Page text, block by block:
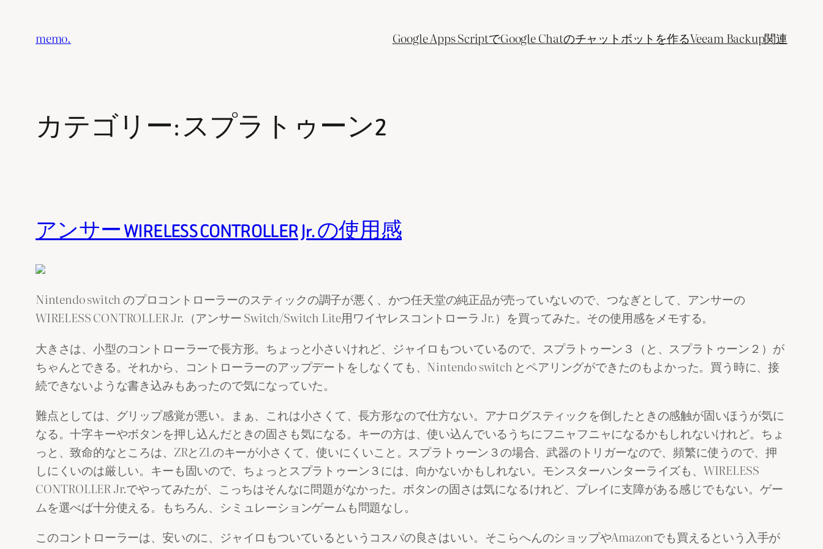
memo. Google Apps ScriptでGoogle Chatのチャットボットを作るVeeam Backup関連
カテゴリー:スプラトゥーン2
アンサー WIRELESS CONTROLLER Jr. の使用感
Nintendo switch のプロコントローラーのスティックの調子が悪く、かつ任天堂の純正品が売っていないので、つなぎとして、アンサーの
WIRELESS CONTROLLER Jr.（アンサー Switch/Switch Lite用ワイヤレスコントローラ Jr.）を買ってみた。その使用感をメモする。
大きさは、小型のコントローラーで長方形。ちょっと小さいけれど、ジャイロもついているので、スプラトゥーン３（と、スプラトゥーン２）が
ちゃんとできる。それから、コントローラーのアップデートをしなくても、Nintendo switch とペアリングができたのもよかった。買う時に、接
続できないような書き込みもあったので気になっていた。
難点としては、グリップ感覚が悪い。まぁ、これは小さくて、長方形なので仕方ない。アナログスティックを倒したときの感触が固いほうが気に
なる。十字キーやボタンを押し込んだときの固さも気になる。キーの方は、使い込んでいるうちにフニャフニャになるかもしれないけれど。ちょ
っと、致命的なところは、ZRとZLのキーが小さくて、使いにくいこと。スプラトゥーン３の場合、武器のトリガーなので、頻繁に使うので、押
しにくいのは厳しい。キーも固いので、ちょっとスプラトゥーン３には、向かないかもしれない。モンスターハンターライズも、WIRELESS
CONTROLLER Jr.でやってみたが、こっちはそんなに問題がなかった。ボタンの固さは気になるけれど、プレイに支障がある感じでもない。ゲー
ムを選べば十分使える。もちろん、シミュレーションゲームも問題なし。
このコントローラーは、安いのに、ジャイロもついているというコスパの良さはいい。そこらへんのショップやAmazonでも買えるという入手が